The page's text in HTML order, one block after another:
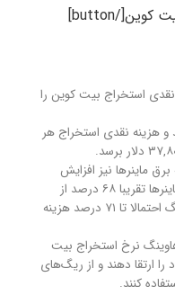
استخراج بیت کوین را
و هزینه نقدی استخراج هر
ماینرها نیز افزایش
خواهد یافت. در حال حاضر، هزینه برق ماینرها تقریبا ۶۸ درصد از
هزینه کل استخراج است که پس از هاوینگ احتمالا تا ۷۱ درصد هزینه
نرخ استخراج بیت
ارتقا دهند و از ریگ‌های
کنند.